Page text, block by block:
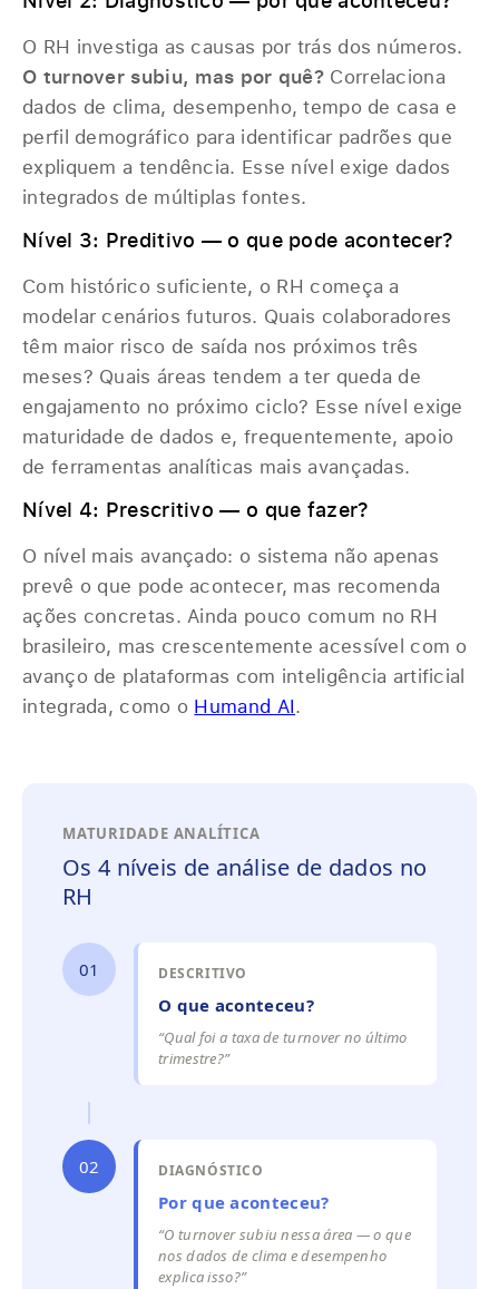
O RH investiga as causas por trás dos números.
O turnover subiu, mas por quê? Correlaciona
dados de clima, desempenho, tempo de casa e
perfil demográfico para identificar padrões que
expliquem a tendência. Esse nível exige dados
integrados de múltiplas fontes.
Nível 3: Preditivo — o que pode acontecer?
Com histórico suficiente, o RH começa a
modelar cenários futuros. Quais colaboradores
têm maior risco de saída nos próximos três
meses? Quais áreas tendem a ter queda de
engajamento no próximo ciclo? Esse nível exige
maturidade de dados e, frequentemente, apoio
de ferramentas analíticas mais avançadas.
Nível 4: Prescritivo — o que fazer?
O nível mais avançado: o sistema não apenas
prevê o que pode acontecer, mas recomenda
ações concretas. Ainda pouco comum no RH
brasileiro, mas crescentemente acessível com o
avanço de plataformas com inteligência artificial
integrada, como o Humand AI.
MATURIDADE ANALÍTICA
Os 4 níveis de análise de dados no
RH
01 DESCRITIVO
O que aconteceu?
“Qual foi a taxa de turnover no último
trimestre?”
02 DIAGNÓSTICO
Por que aconteceu?
“O turnover subiu nessa área — o que
nos dados de clima e desempenho
explica isso?”